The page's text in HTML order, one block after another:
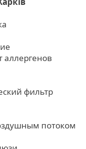
аллергенов
фильтр
потоком